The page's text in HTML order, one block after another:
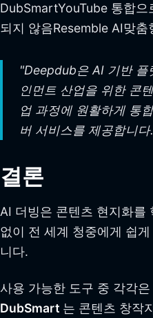
DubSmartYouTube 통합
되지 않음Resemble AI맞
"Deepdub은 AI 기반 플
인먼트 산업을 위한 콘
업 과정에 원활하게 통
버 서비스를 제공합니
결론
AI 더빙은 콘텐츠 현지화를
없이 전 세계 청중에게 쉽
니다.
사용 가능한 도구 중 각각
DubSmart 는 콘텐츠 창작